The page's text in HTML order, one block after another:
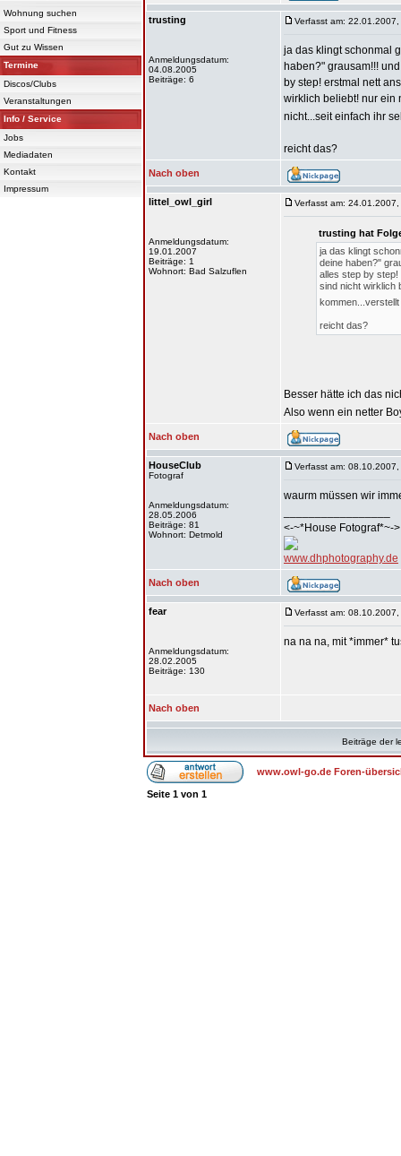
Wohnung suchen
Sport und Fitness
Gut zu Wissen
Termine
Discos/Clubs
Veranstaltungen
Info / Service
Jobs
Mediadaten
Kontakt
Impressum
trusting
Anmeldungsdatum:
04.08.2005
Beiträge: 6
Verfasst am:
ja das klingt schonmal
haben?" grausam!!!
by step! erstmal nett
wirklich beliebt! nur ein
nicht...seit einfach ihr
reicht das?
Nach oben
littel_owl_girl
Anmeldungsdatum:
19.01.2007
Beiträge: 1
Wohnort: Bad Salzuflen
Verfasst am:
trusting hat
ja das klingt
deine haben?"
alles step by step!
sind nicht wirklich
reicht das?
Besser hätte ich das
Also wenn ein netter
Nach oben
HouseClub
Fotograf
Anmeldungsdatum:
28.05.2006
Beiträge: 81
Wohnort: Detmold
Verfasst am:
waurm müssen wir
<-~*House Fotograf*~->
www.dhphotography.de
Nach oben
fear
Anmeldungsdatum:
28.02.2005
Beiträge: 130
Verfasst am:
na na na, mit *immer*
Nach oben
Beiträge der
www.owl-go.de Foren-
Seite 1 von 1